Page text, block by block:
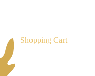
Shopping Cart